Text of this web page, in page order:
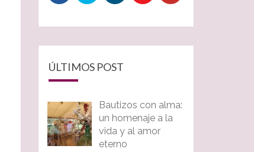
ÚLTIMOS POST
Bautizos con alma:
un homenaje a la
vida y al amor
eterno